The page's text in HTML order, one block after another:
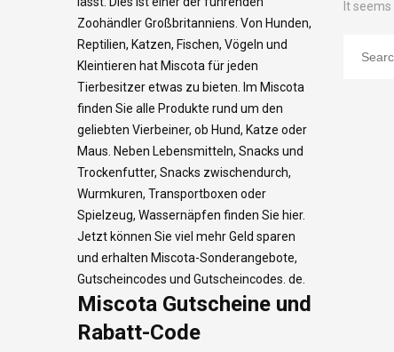
It
Zoohändler Großbritanniens. Von Hunden,
Reptilien, Katzen, Fischen, Vögeln und
Kleintieren hat Miscota für jeden
Tierbesitzer etwas zu bieten. Im Miscota
finden Sie alle Produkte rund um den
geliebten Vierbeiner, ob Hund, Katze oder
Maus. Neben Lebensmitteln, Snacks und
Trockenfutter, Snacks zwischendurch,
Wurmkuren, Transportboxen oder
Spielzeug, Wassernäpfen finden Sie hier.
Jetzt können Sie viel mehr Geld sparen
und erhalten Miscota-Sonderangebote,
Gutscheincodes und Gutscheincodes. de.
Miscota Gutscheine und
Rabatt-Code